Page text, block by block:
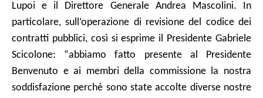
Lupoi e il Direttore Generale Andrea Mascolini. In
particolare, sull’operazione di revisione del codice dei
contratti pubblici, così si esprime il Presidente Gabriele
Scicolone: “abbiamo fatto presente al Presidente
Benvenuto e ai membri della commissione la nostra
soddisfazione perché sono state accolte diverse nostre